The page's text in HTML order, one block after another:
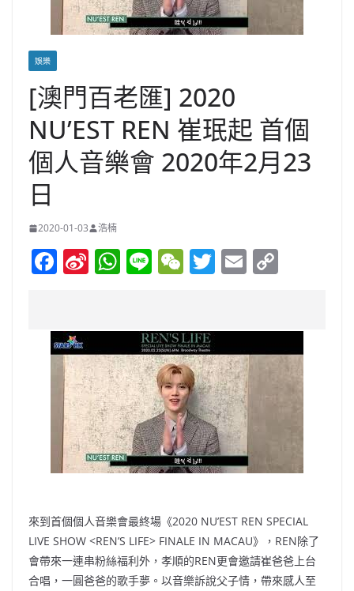
娛樂
[澳門百老匯] 2020
NU’EST REN 崔珉起 首個
個人音樂會 2020年2月23
日
2020-01-03 浩楠
F
e
b
o
o
k
Si
W
ei
b
o
W
s
A
p
p
Li W
h
at
T
er
E
l y
Li
n
來到首個個人音樂會最終場《2020 NU’EST REN SPECIAL
LIVE SHOW <REN’S LIFE> FINALE IN MACAU》，REN除了
會帶來一連串粉絲福利外，孝順的REN更會邀請崔爸爸上台
合唱，一圓爸爸的歌手夢。以音樂訴說父子情，帶來感人至